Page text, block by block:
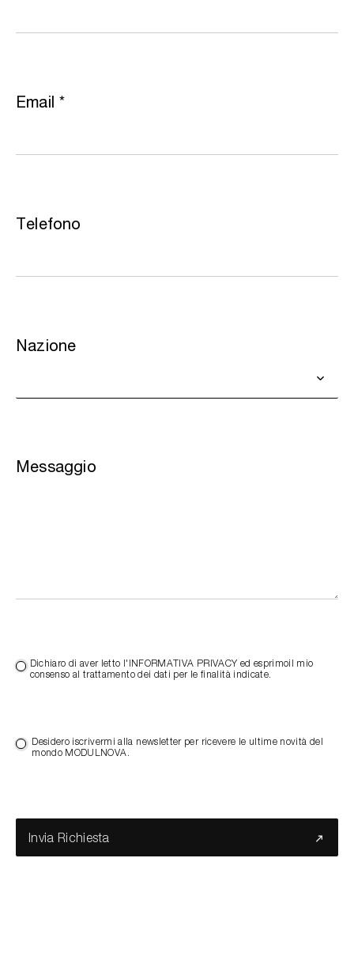
Email *
Telefono
Nazione
Messaggio
Dichiaro di aver letto l'INFORMATIVA PRIVACY ed esprimoil mio
consenso al trattamento dei dati per le finalità indicate.
Desidero iscrivermi alla newsletter per ricevere le ultime novità del
mondo MODULNOVA.
Invia Richiesta